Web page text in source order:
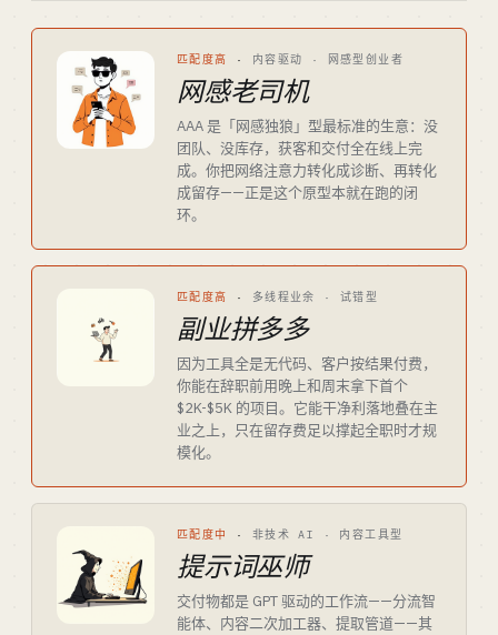
匹配度高 · 内容驱动 · 网感型创业者
网感老司机
AAA 是「网感独狼」型最标准的生意：没
团队、没库存，获客和交付全在线上完
成。你把网络注意力转化成诊断、再转化
成留存——正是这个原型本就在跑的闭
环。
匹配度高 · 多线程业余 · 试错型
副业拼多多
因为工具全是无代码、客户按结果付费，
你能在辞职前用晚上和周末拿下首个
$2K-$5K 的项目。它能干净利落地叠在主
业之上，只在留存费足以撑起全职时才规
模化。
匹配度中 · 非技术 AI · 内容工具型
提示词巫师
交付物都是 GPT 驱动的工作流——分流智
能体、内容二次加工器、提取管道——其